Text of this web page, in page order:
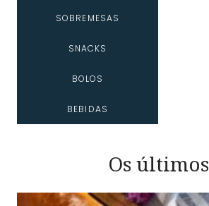
SOBREMESAS
SNACKS
BOLOS
BEBIDAS
Os últimos